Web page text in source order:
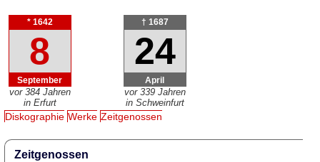
* 1642
8
September
vor 384 Jahren
in Erfurt
† 1687
24
April
vor 339 Jahren
in Schweinfurt
Diskographie Werke Zeitgenossen
Zeitgenossen